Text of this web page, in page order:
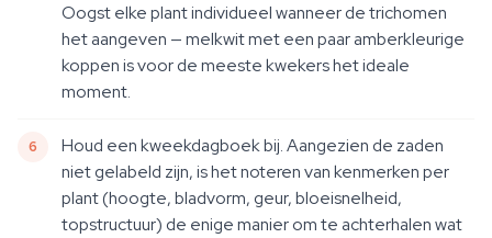
Oogst elke plant individueel wanneer de trichomen
het aangeven — melkwit met een paar amberkleurige
koppen is voor de meeste kwekers het ideale
moment.
Houd een kweekdagboek bij. Aangezien de zaden
niet gelabeld zijn, is het noteren van kenmerken per
plant (hoogte, bladvorm, geur, bloeisnelheid,
topstructuur) de enige manier om te achterhalen wat